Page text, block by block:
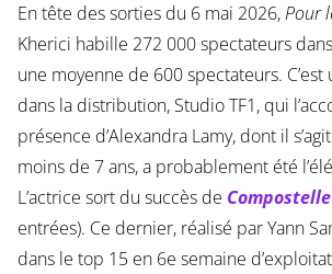
En tête des sorties du 6 mai 2026,Pour
Kherici habille 272 000 spectateurs
une moyenne de 600 spectateurs. C’est
dans la distribution, Studio TF1, qui
présence d’Alexandra Lamy, dont il
moins de 7 ans, a probablement été
L’actrice sort du succès de Compostelle
entrées). Ce dernier, réalisé par Yann
dans le top 15 en 6e semaine